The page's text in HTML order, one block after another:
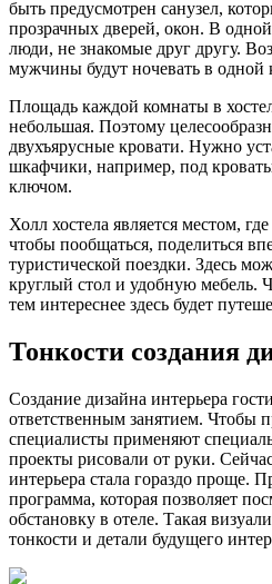
быть предусмотрен санузел,
прозрачных дверей, окон. В
люди, не знакомые друг другу.
мужчины будут ночевать в одной
Площадь каждой комнаты в
небольшая. Поэтому
двухъярусные кровати. Нужно
шкафчики, например, под
ключом.
Холл хостела является местом,
чтобы пообщаться, поделиться
туристической поездки. Здесь
круглый стол и удобную мебель.
тем интереснее здесь будет
Тонкости создания
Создание дизайна интерьера
ответственным занятием. Чтобы
специалисты применяют
проекты рисовали от руки.
интерьера стала гораздо проще.
программа, которая позволяет
обстановку в отеле. Такая
тонкости и детали будущего